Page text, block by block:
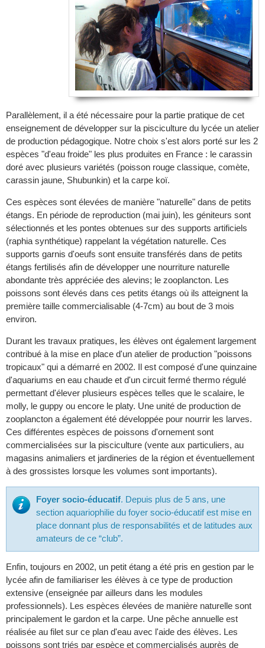
Parallèlement, il a été nécessaire pour la partie pratique de cet
enseignement de développer sur la pisciculture du lycée un atelier
de production pédagogique. Notre choix s'est alors porté sur les 2
espèces "d'eau froide" les plus produites en France : le carassin
doré avec plusieurs variétés (poisson rouge classique, comète,
carassin jaune, Shubunkin) et la carpe koï.
Ces espèces sont élevées de manière "naturelle" dans de petits
étangs. En période de reproduction (mai juin), les géniteurs sont
sélectionnés et les pontes obtenues sur des supports artificiels
(raphia synthétique) rappelant la végétation naturelle. Ces
supports garnis d'oeufs sont ensuite transférés dans de petits
étangs fertilisés afin de développer une nourriture naturelle
abondante très appréciée des alevins; le zooplancton. Les
poissons sont élevés dans ces petits étangs où ils atteignent la
première taille commercialisable (4-7cm) au bout de 3 mois
environ.
Durant les travaux pratiques, les élèves ont également largement
contribué à la mise en place d'un atelier de production "poissons
tropicaux" qui a démarré en 2002. Il est composé d'une quinzaine
d'aquariums en eau chaude et d'un circuit fermé thermo régulé
permettant d'élever plusieurs espèces telles que le scalaire, le
molly, le guppy ou encore le platy. Une unité de production de
zooplancton a également été développée pour nourrir les larves.
Ces différentes espèces de poissons d'ornement sont
commercialisées sur la pisciculture (vente aux particuliers, au
magasins animaliers et jardineries de la région et éventuellement
à des grossistes lorsque les volumes sont importants).
Foyer socio-éducatif. Depuis plus de 5 ans, une
section aquariophilie du foyer socio-éducatif est mise en
place donnant plus de responsabilités et de latitudes aux
amateurs de ce “club”.
Enfin, toujours en 2002, un petit étang a été pris en gestion par le
lycée afin de familiariser les élèves à ce type de production
extensive (enseignée par ailleurs dans les modules
professionnels). Les espèces élevées de manière naturelle sont
principalement le gardon et la carpe. Une pêche annuelle est
réalisée au filet sur ce plan d'eau avec l'aide des élèves. Les
poissons sont triés par espèce et commercialisés auprès de